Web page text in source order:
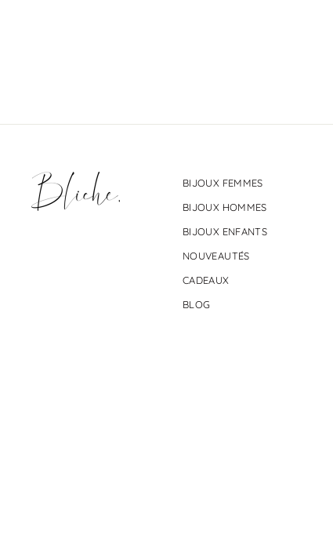
BIJOUX FEMMES
BIJOUX HOMMES
BIJOUX ENFANTS
NOUVEAUTÉS
CADEAUX
BLOG